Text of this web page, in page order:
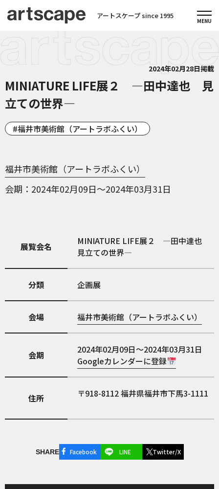
アートスケープ since 1995
2024年02月28日掲載
MINIATURE LIFE展２ —田中達也 見
立ての世界—
福井市美術館（アートラボふくい）
福井市美術館（アートラボふくい）
会期
2024年02月09日～2024年03月31日
展覧会名
MINIATURE LIFE展２ —田中達也
見立ての世界—
分類 企画展
会場 福井市美術館（アートラボふくい）
会期
2024年02月09日～2024年03月31日
Googleカレンダーに登録
住所 918-8112福井県福井市下馬3-1111
SHARE Facebook LINE Twitter/X